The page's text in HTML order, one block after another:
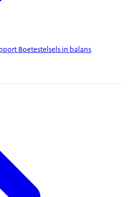
Boetestelsels in balans